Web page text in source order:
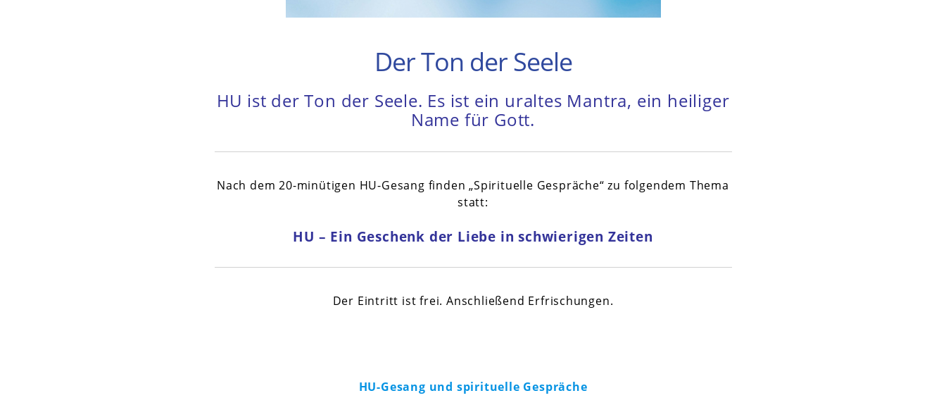
Der Ton der Seele
HU ist der Ton der Seele. Es ist ein uraltes Mantra, ein heiliger
Name für Gott.
Nach dem 20-minütigen HU-Gesang finden „Spirituelle Gespräche“ zu folgendem Thema
statt:
HU – Ein Geschenk der Liebe in schwierigen Zeiten
Der Eintritt ist frei. Anschließend Erfrischungen.
HU-Gesang und spirituelle Gespräche